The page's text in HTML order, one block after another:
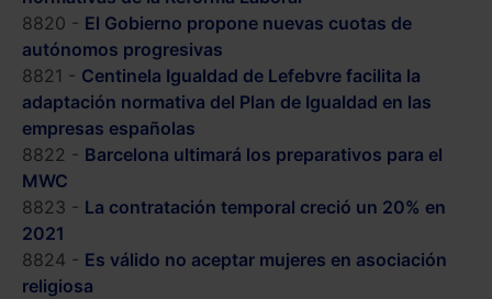
8820 - El Gobierno propone nuevas cuotas de
autónomos progresivas
8821 - Centinela Igualdad de Lefebvre facilita la
adaptación normativa del Plan de Igualdad en las
empresas españolas
8822 - Barcelona ultimará los preparativos para el
MWC
8823 - La contratación temporal creció un 20% en
2021
8824 - Es válido no aceptar mujeres en asociación
religiosa